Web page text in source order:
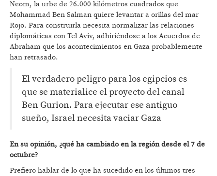
Neom, la urbe de 26.000 kilómetros cuadrados que
Mohammad Ben Salman quiere levantar a orillas del mar
Rojo. Para construirla necesita normalizar las relaciones
diplomáticas con Tel Aviv, adhiriéndose a los Acuerdos de
Abraham que los acontecimientos en Gaza probablemente
han retrasado.
El verdadero peligro para los egipcios es
que se materialice el proyecto del canal
Ben Gurion. Para ejecutar ese antiguo
sueño, Israel necesita vaciar Gaza
En su opinión, ¿qué ha cambiado en la región desde el 7 de
octubre?
Prefiero hablar de lo que ha sucedido en los últimos tres